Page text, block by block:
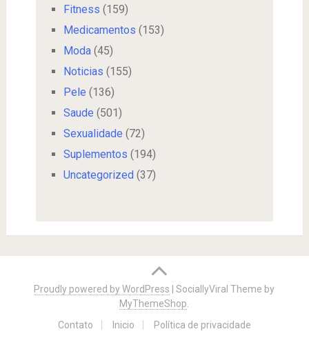
Fitness (159)
Medicamentos (153)
Moda(45)
Noticias (155)
Pele (136)
Saude (501)
Sexualidade (72)
Suplementos (194)
Uncategorized (37)
Proudly powered by WordPress |SociallyViral Theme by
MyThemeShop.
Contato
Inicio Política de privacidade